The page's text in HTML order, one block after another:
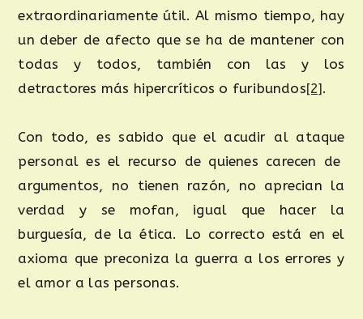
extraordinariamente útil. Al mismo tiempo, hay
un deber de afecto que se ha de mantener con
todas y todos, también con las y los
detractores más hipercríticos o furibundos[2].
Con todo, es sabido que el acudir al ataque
personal es el recurso de quienes carecen de
argumentos, no tienen razón, no aprecian la
verdad y se mofan, igual que hacer la
burguesía, de la ética. Lo correcto está en el
axioma que preconiza la guerra a los errores y
el amor a las personas.